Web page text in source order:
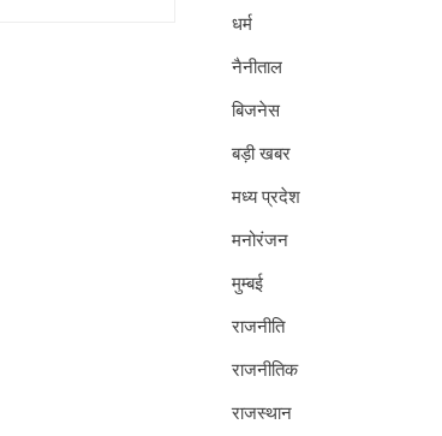
धर्म
नैनीताल
बिजनेस
बड़ी खबर
मध्य प्रदेश
मनोरंजन
मुम्बई
राजनीति
राजनीतिक
राजस्थान